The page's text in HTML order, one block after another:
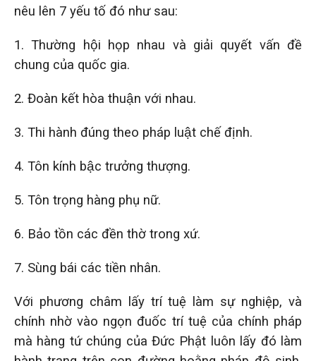
nêu lên 7 yếu tố đó như sau:
1. Thường hội họp nhau và giải quyết vấn đề
chung của quốc gia.
2. Đoàn kết hòa thuận với nhau.
3. Thi hành đúng theo pháp luật chế định.
4. Tôn kính bậc trưởng thượng.
5. Tôn trọng hàng phụ nữ.
6. Bảo tồn các đền thờ trong xứ.
7. Sùng bái các tiền nhân.
Với phương châm lấy trí tuệ làm sự nghiệp, và
chính nhờ vào ngọn đuốc trí tuệ của chính pháp
mà hàng tứ chúng của Đức Phật luôn lấy đó làm